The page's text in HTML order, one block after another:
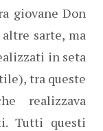
giovane Don
sarte, ma
in seta
tra queste
realizzava
Tutti questi